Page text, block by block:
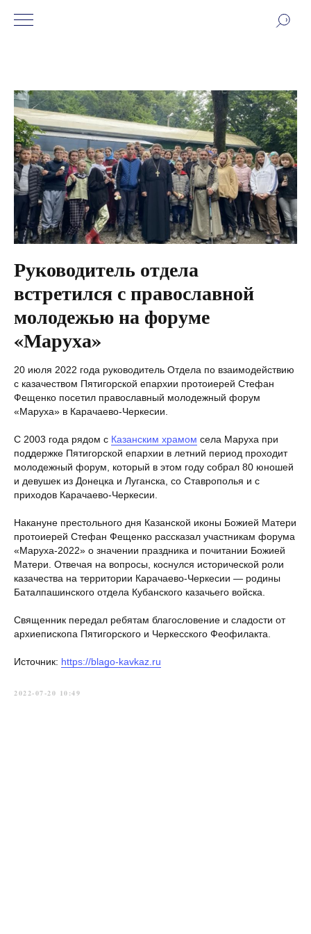
Руководитель отдела
встретился с православной
молодежью на форуме
«Маруха»
20 июля 2022 года руководитель Отдела по взаимодействию
с казачеством Пятигорской епархии протоиерей Стефан
Фещенко посетил православный молодежный форум
«Маруха» в Карачаево-Черкесии.
С 2003 года рядом с Казанским храмом села Маруха при
поддержке Пятигорской епархии в летний период проходит
молодежный форум, который в этом году собрал 80 юношей
и девушек из Донецка и Луганска, со Ставрополья и с
приходов Карачаево-Черкесии.
Накануне престольного дня Казанской иконы Божией Матери
протоиерей Стефан Фещенко рассказал участникам форума
«Маруха-2022» о значении праздника и почитании Божией
Матери. Отвечая на вопросы, коснулся исторической роли
казачества на территории Карачаево-Черкесии — родины
Баталпашинского отдела Кубанского казачьего войска.
Священник передал ребятам благословение и сладости от
архиепископа Пятигорского и Черкесского Феофилакта.
Источник: https://blago-kavkaz.ru
2022-07-20 10:49